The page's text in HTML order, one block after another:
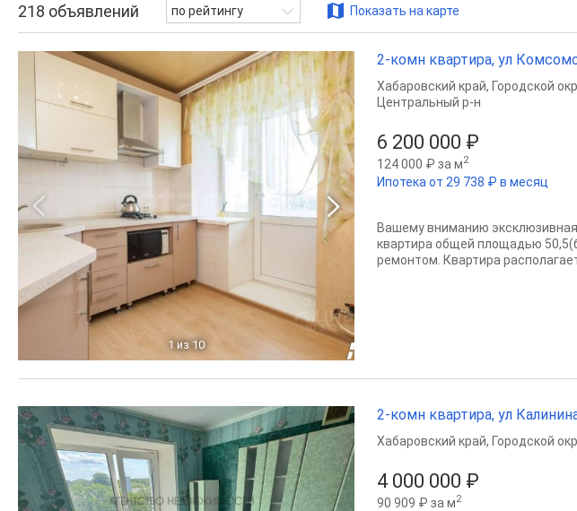
218 объявлений по рейтингу Показать на карте
1 из 10
2-комн квартира, ул
6 200 000 ₽
124 000 ₽ за м2
Ипотека от 29 738 ₽ в месяц
Хабаровский край, Городской
Центральный р-н
Вашему вниманию
квартира общей площадью
ремонтом. Квартира
2-комн квартира, ул
4 000 000 ₽
90 909 ₽ за м2
Хабаровский край, Городской